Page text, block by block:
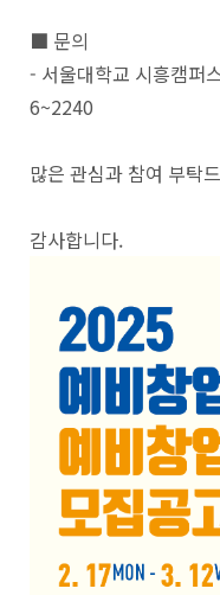
■ 문의
- 서울대학교 시흥캠퍼
6~2240
많은 관심과 참여 부탁
감사합니다.